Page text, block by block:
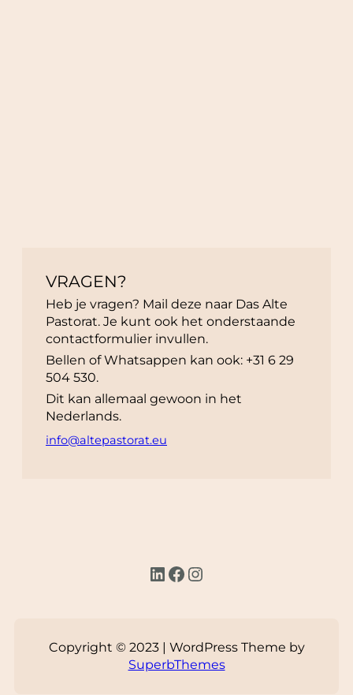
VRAGEN?
Heb je vragen? Mail deze naar Das Alte
Pastorat. Je kunt ook het onderstaande
contactformulier invullen.
Bellen of Whatsappen kan ook: +31 6 29
504 530.
Dit kan allemaal gewoon in het
Nederlands.
info@altepastorat.eu
LinkedIn Facebook Instagram
Copyright © 2023 | WordPress Theme by
SuperbThemes